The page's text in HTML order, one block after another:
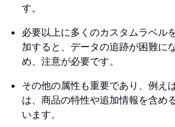
す。
必要以上に多くのカスタムラベル
加すると、データの追跡が困難に
め、注意が必要です。
その他の属性も重要であり、例え
は、商品の特性や追加情報を含め
います。